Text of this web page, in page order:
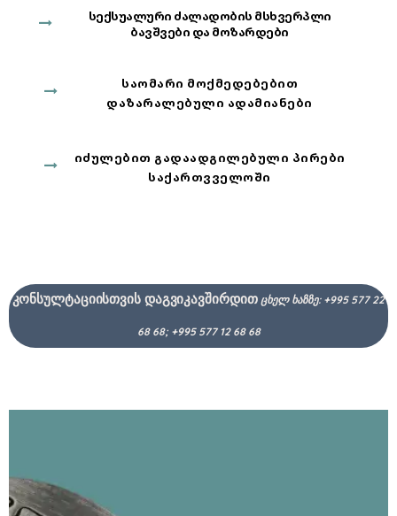
ᲡᲔᲥᲡᲣᲐᲚᲣᲠᲘ ᲫᲐᲚᲐᲓᲝᲑᲘᲡ ᲛᲡᲮᲕᲔᲠᲞᲚᲘ
ᲑᲐᲕᲨᲕᲔᲑᲘ ᲓᲐ ᲛᲝᲖᲐᲠᲓᲔᲑᲘ
ᲡᲐᲝᲛᲐᲠᲘ ᲛᲝᲥᲛᲔᲓᲔᲑᲔᲑᲘᲗ
ᲓᲐᲖᲐᲠᲐᲚᲔᲑᲣᲚᲘ ᲐᲓᲐᲛᲘᲐᲜᲔᲑᲘ
ᲘᲫᲣᲚᲔᲑᲘᲗ ᲒᲐᲓᲐᲐᲓᲒᲘᲚᲔᲑᲣᲚᲘ ᲞᲘᲠᲔᲑᲘ
ᲡᲐᲥᲐᲠᲗᲕᲕᲔᲚᲝᲨᲘ
კონსულტაციისთვის დაგვიკავშირდითცხელ ხაზზე: +995 577 22
68 68; +995 577 12 68 68